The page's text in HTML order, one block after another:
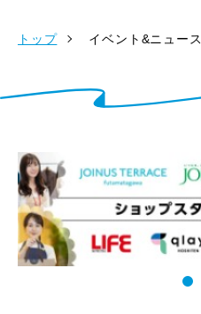
トップ イベント&ニュース